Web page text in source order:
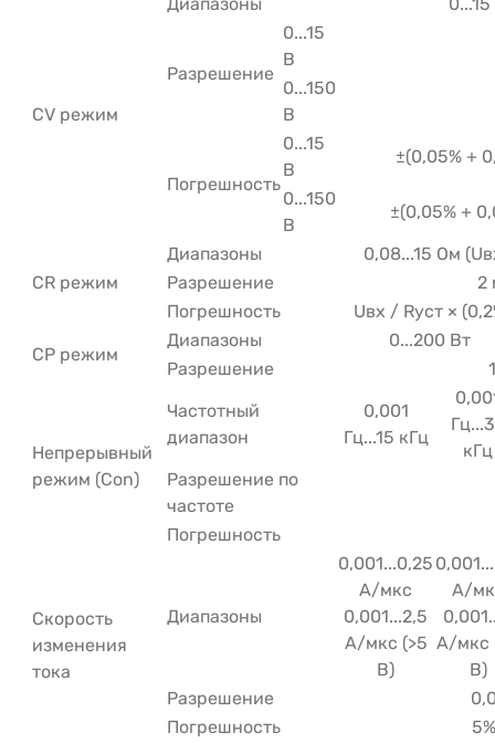
CV режим
Разрешение
0...15
В
0...150
В
Погрешность
0...15
В
±(0,05% +
0...150
В
±(0,05% +
CR режим
Диапазоны
0,08...15 Ом
Разрешение
2
Погрешность
Uвх / Rуст ×
CP режим
Диапазоны
0...200 Вт
Разрешение
Непрерывный
режим (Con)
Частотный
диапазон
0,001
Гц...15 кГц
кГц
Разрешение по
частоте
Погрешность
Скорость
изменения
тока
Диапазоны
0,001...0,25
A/мкс
0,001...2,5
A/мкс (>5
В)
A/
A/мкс
В)
Разрешение
Погрешность